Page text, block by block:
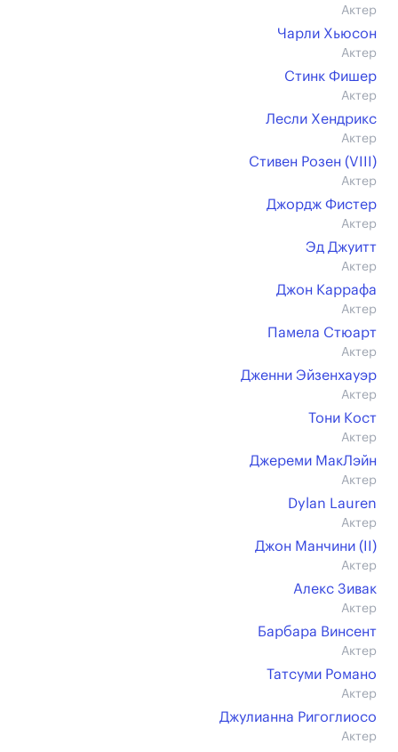
Актер
Чарли Хьюсон
Актер
Стинк Фишер
Актер
Лесли Хендрикс
Актер
Стивен Розен (VIII)
Актер
Джордж Фистер
Актер
Эд Джуитт
Актер
Джон Каррафа
Актер
Памела Стюарт
Актер
Дженни Эйзенхауэр
Актер
Тони Кост
Актер
Джереми МакЛэйн
Актер
Dylan Lauren
Актер
Джон Манчини (II)
Актер
Алекс Зивак
Актер
Барбара Винсент
Актер
Татсуми Романо
Актер
Джулианна Ригоглиосо
Актер